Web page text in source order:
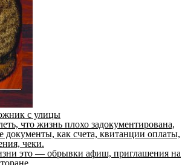
с улицы
что жизнь плохо задокументирована,
документы, как счета, квитанции оплаты,
чеки.
это — обрывки афиш, приглашения на